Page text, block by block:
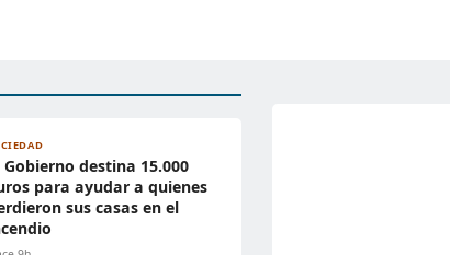
Gobierno destina 15.000
para ayudar a quienes
sus casas en el